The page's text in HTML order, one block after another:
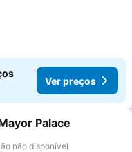
Ver preços
aos favoritos
Palace
não disponível